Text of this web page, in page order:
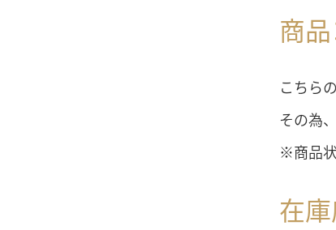
商
こちら
その為
※商品
在